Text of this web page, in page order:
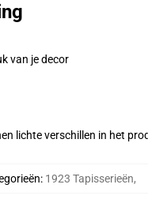
van je decor
lichte verschillen in het
: 1923 Tapisserieën,